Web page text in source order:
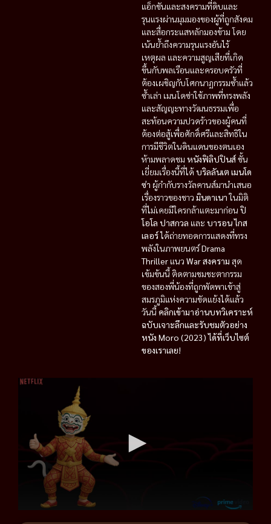
แอ็กชันและสงครามที่ดิบและ
รุนแรงผ่านมุมมองของผู้ที่ถูกสังคม
และสื่อกระแสหลักมองข้าม โดย
เน้นย้ำถึงความรุนแรงอันไร้
เหตุผล และความสูญเสียที่เกิด
ขึ้นกับพลเรือนและครอบครัวที่
ต้องเผชิญกับโศกนาฏกรรมซ้ำแล้ว
ซ้ำเล่า เมนโดซ่าใช้ภาพที่ทรงพลัง
และสัญญะทางวัฒนธรรมเพื่อ
สะท้อนความปวดร้าวของผู้คนที่
ต้องต่อสู้เพื่อศักดิ์ศรีและสิทธิใน
การมีชีวิตในดินแดนของตนเอง
ห้ามพลาดชม หนังฟิลิปปินส์ชั้น
เยี่ยมเรื่องนี้ที่ได้ บริลลันเต เมนโด
ซ่า ผู้กำกับรางวัลคานส์มานำเสนอ
เรื่องราวของชาว มินดาเนาในมิติ
ที่ไม่เคยมีใครกล้าแตะมาก่อน ปิ
โอโล ปาสกวล และ บารอน ไกส
เลอร์ได้ถ่ายทอดการแสดงที่ทรง
พลังในภาพยนตร์Drama
Thriller แนว War สงคราม สุด
เข้มข้นนี้ ติดตามชมชะตากรรม
ของสองพี่น้องที่ถูกพัดพาเข้าสู่
สมรภูมิแห่งความขัดแย้งได้แล้ว
วันนี้ คลิกเข้ามาอ่านบทวิเคราะห์
ฉบับเจาะลึกและรับชมตัวอย่าง
หนัง Moro (2023) ได้ที่เว็บไซต์
ของเราเลย!